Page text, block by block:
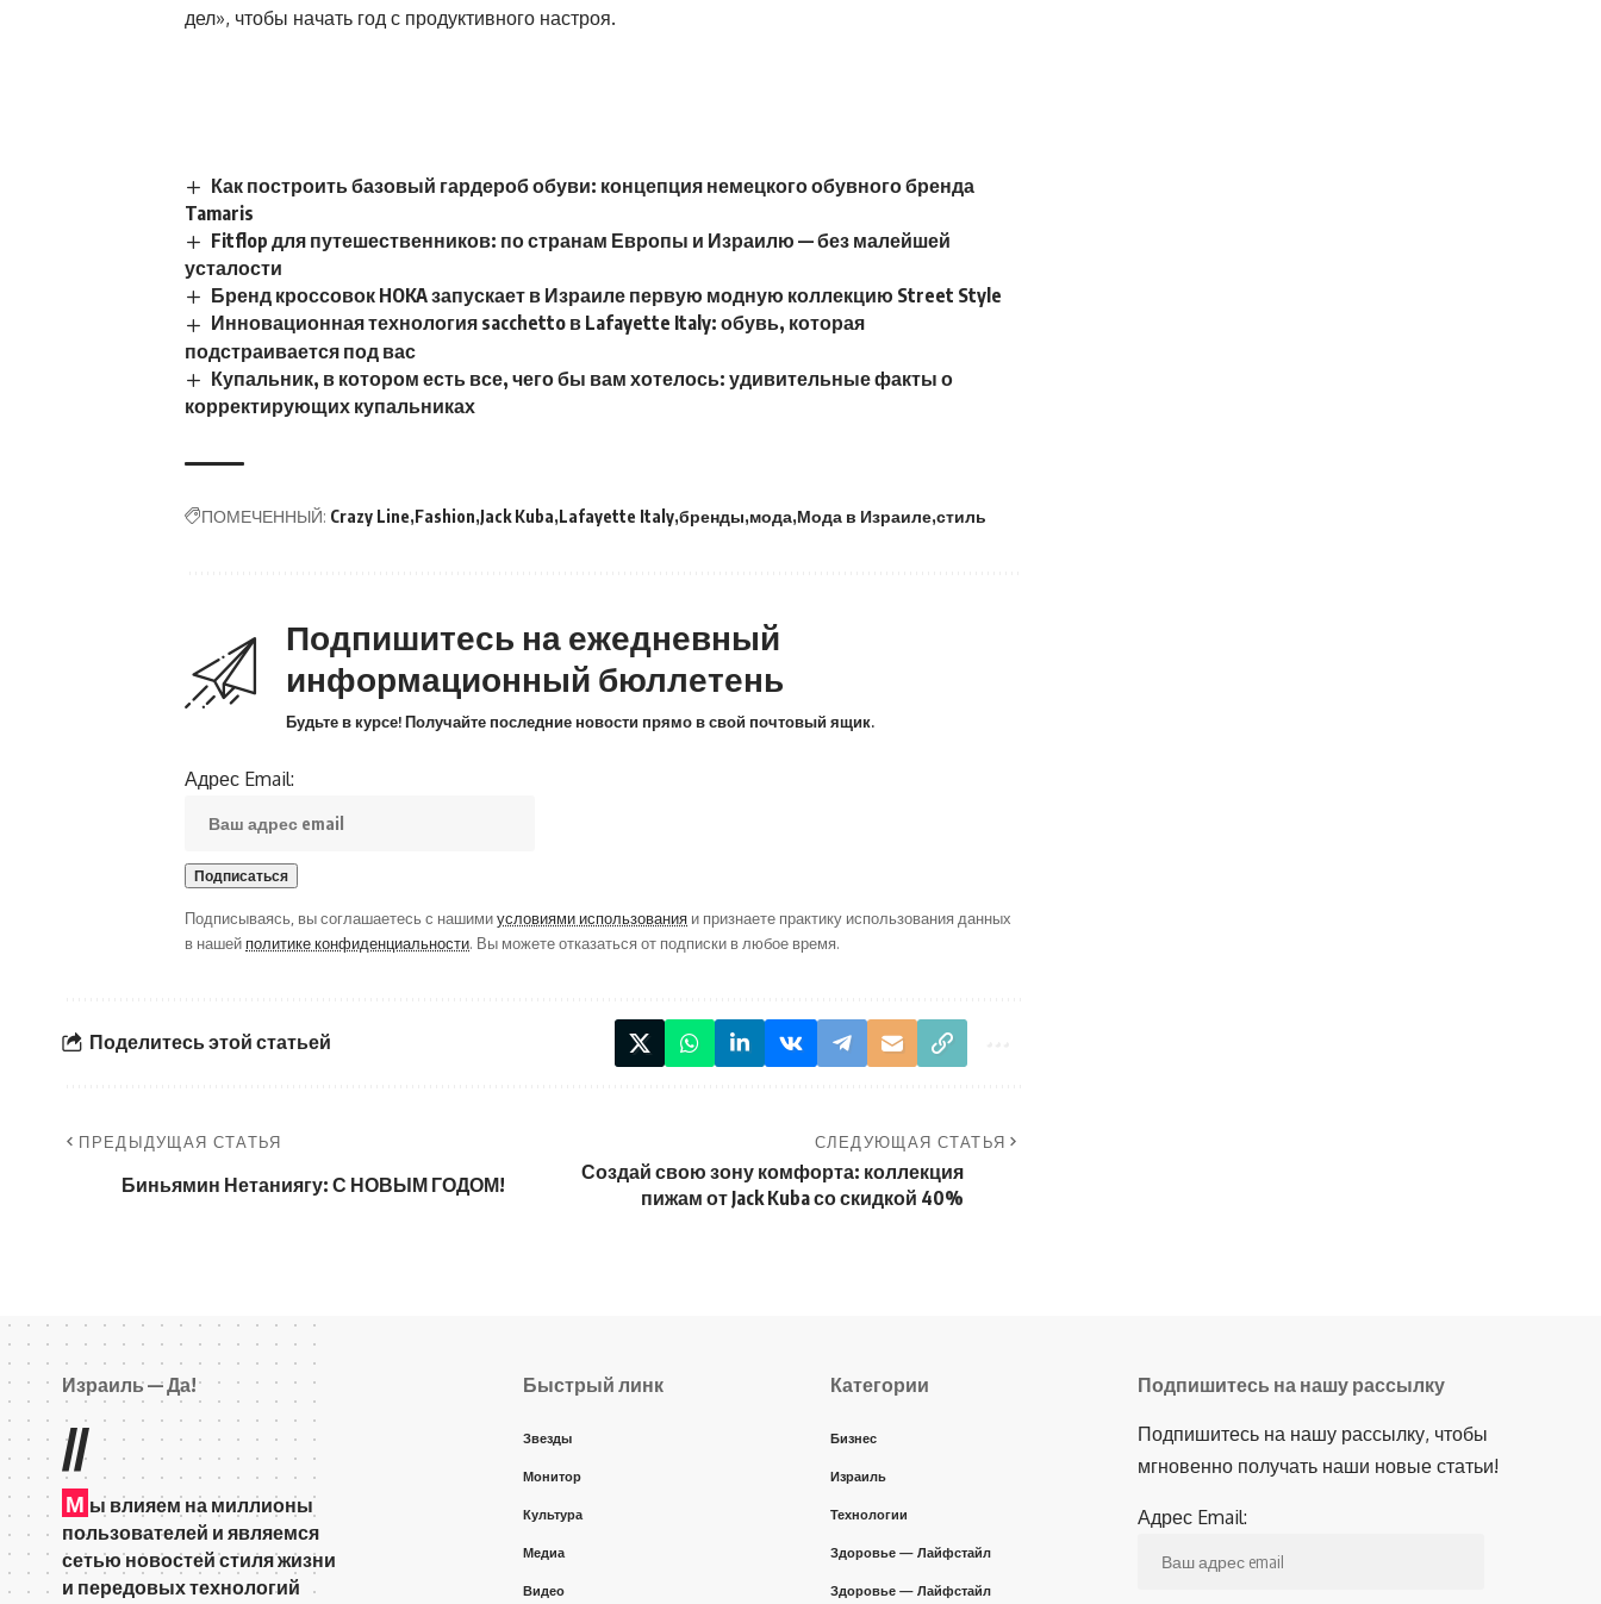
дел», чтобы начать год с продуктивного настроя.
Как построить базовый гардероб обуви: концепция немецкого обувного бренда
Tamaris
Fitflop для путешественников: по странам Европы и Израилю — без малейшей
усталости
Бренд кроссовок HOKA запускает в Израиле первую модную коллекцию Street Style
Инновационная технология sacchetto в Lafayette Italy: обувь, которая
подстраивается под вас
Купальник, в котором есть все, чего бы вам хотелось: удивительные факты о
корректирующих купальниках
ПОМЕЧЕННЫЙ: Crazy Line Fashion Jack Kuba Lafayette Italy бренды мода Мода в Израиле стиль
Подпишитесь на ежедневный
информационный бюллетень
Будьте в курсе! Получайте последние новости прямо в свой почтовый ящик.
Адрес Email:
Подписываясь, вы соглашаетесь с нашимиусловиями использования и признаете практику использования данных
в нашей политике конфиденциальности. Вы можете отказаться от подписки в любое время.
Поделитесь этой статьей
ПРЕДЫДУЩАЯ СТАТЬЯ
Биньямин Нетаниягу: С НОВЫМ ГОДОМ!
СЛЕДУЮЩАЯ СТАТЬЯ
Создай свою зону комфорта: коллекция
пижам от Jack Kuba со скидкой 40%
Израиль — Да!
//
М ы влияем на миллионы
пользователей и являемся
сетью новостей стиля жизни
и передовых технологий
Быстрый линк
Звезды
Монитор
Культура
Медиа
Видео
Категории
Бизнес
Израиль
Технологии
Здоровье — Лайфстайл
Здоровье — Лайфстайл
Подпишитесь на нашу рассылку
Подпишитесь на нашу рассылку, чтобы
мгновенно получать наши новые статьи!
Адрес Email: